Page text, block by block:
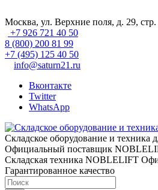
Москва, ул. Верхние поля, д. 29, стр.
+7 926 721 40 50
8 (800) 200 81 99
+7 (495) 125 40 50
info@saturn21.ru
Вконтакте
Twitter
WhatsApp
Складское оборудование и техника
Официальный поставщик
Складская техника NOBLELIFT
Гарантированное качество